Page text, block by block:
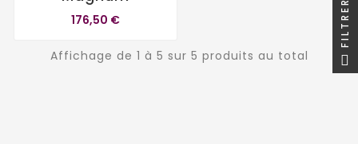
176,50 €
Affichage de 1 à 5 sur 5 produits au total
FILTRER